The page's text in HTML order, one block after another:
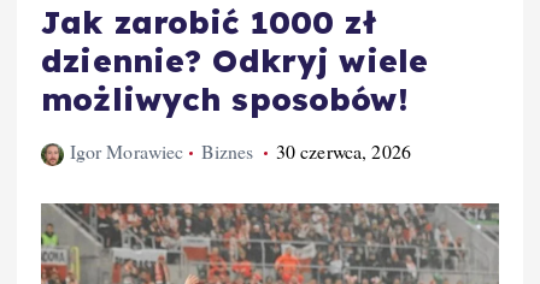
Jak zarobić 1000 zł
dziennie? Odkryj wiele
możliwych sposobów!
Igor Morawiec Biznes 30 czerwca, 2026